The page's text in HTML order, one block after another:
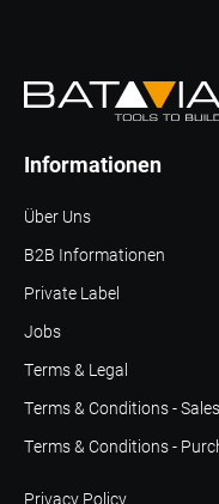
Über Uns
Informationen
B2B Informationen
Terms & Legal
Terms & Conditions - Sales
Terms & Conditions -
Privacy Policy
Jobs
Private Label